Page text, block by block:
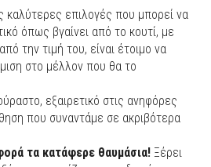
καλύτερες επιλογές που μπορεί να
όπως βγαίνει από το κουτί, με
την τιμή του, είναι έτοιμο να
στο μέλλον που θα το
εξαιρετικό στις ανηφόρες
που συναντάμε σε ακριβότερα
τα κατάφερε θαυμάσια! Ξέρει